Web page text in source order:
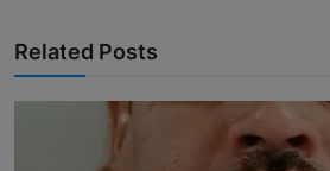
Related Posts